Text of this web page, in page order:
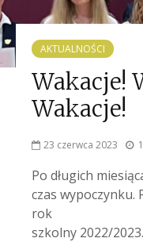
AKTUALNOŚCI
Wakacje!
Wakacje!
23 czerwca 2023
Po długich
czas wypoczynku.
rok
szkolny 2022/